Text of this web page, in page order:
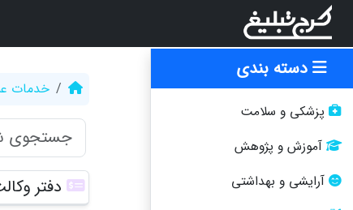
دسته بندی
پزشکی و سلامت
آموزش و پژوهش
آرایشی و بهداشتی
خدمات
دفتر